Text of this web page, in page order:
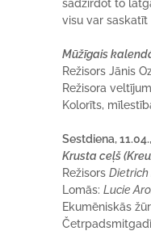
sadzirdot to
visu var saskatīt
Mūžīgais
Režisors Jānis
Režisora
Kolorīts,
Sestdiena,
Krusta ceļš
RežisorsDietrich
Lomās:Lucie
Ekumēniskās